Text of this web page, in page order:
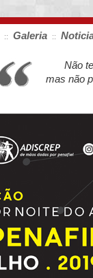
:: Galeria ::
Não
mas não